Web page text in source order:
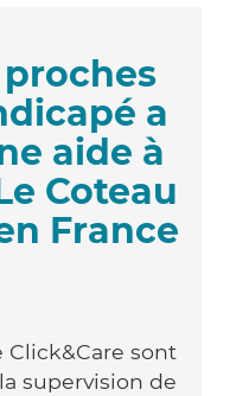
a
aide à
Coteau
France
Click&Care sont
supervision de